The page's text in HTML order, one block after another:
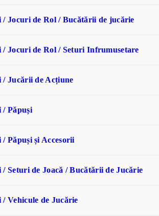
Jocuri de Rol / Bucătării de jucărie
Jocuri de Rol / Seturi Infrumusetare
Jucării de Acțiune
/ Păpuși
Păpuși și Accesorii
Seturi de Joacă / Bucătării de Jucărie
Vehicule de Jucărie